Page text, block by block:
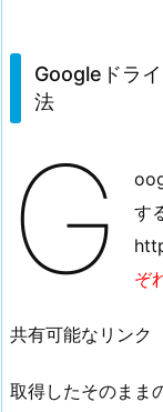
記
述
2
記）
Googleドラ
法
G
す
ぞ
共有可能なリンク
取得したそのまま